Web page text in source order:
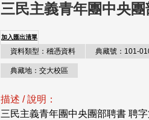
三民主義青年團中央
加入匯出清單
資料類型：稽憑資料 典藏號：101-
典藏地：交大校區
描述 / 說明：
三民主義青年團中央團部聘書 聘